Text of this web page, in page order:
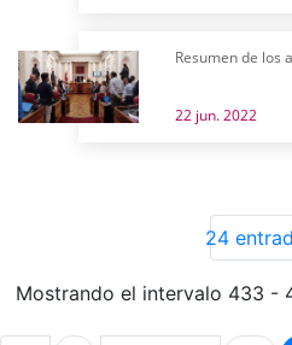
Resumen de los
22 jun. 2022
24
Mostrando el intervalo 433 -